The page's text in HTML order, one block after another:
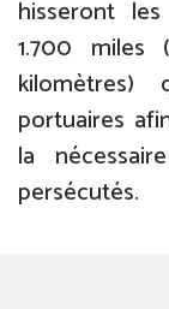
hisseront
1.700 miles
portuaires
la
persécutés.